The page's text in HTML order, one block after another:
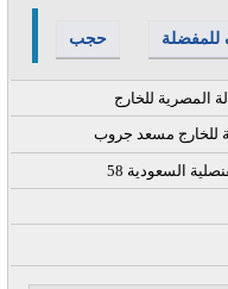
حجب
المصرية للخارج
للخارج مسعد جروب
السعودية